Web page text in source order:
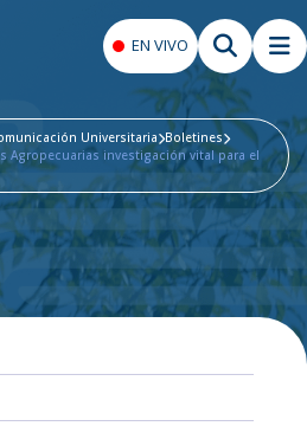
EN VIVO
Universitaria Boletines
Agropecuarias investigación vital para el